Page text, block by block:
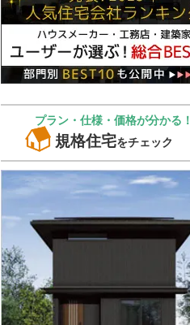
プラン・仕様・価格が分かる！
規格住宅をチェック